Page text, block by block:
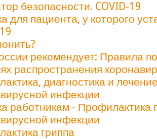
безопасности. COVID-19
для пациента, у которого
рекомендует: Правила
распространения
диагностика и
инфекции
работникам - Профилактика
инфекции
гриппа